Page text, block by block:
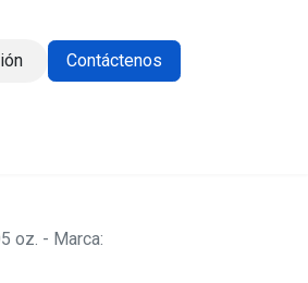
Contáctenos
oz. - Marca: